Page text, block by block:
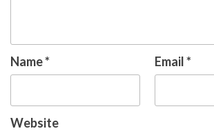
Name* Email*
Website